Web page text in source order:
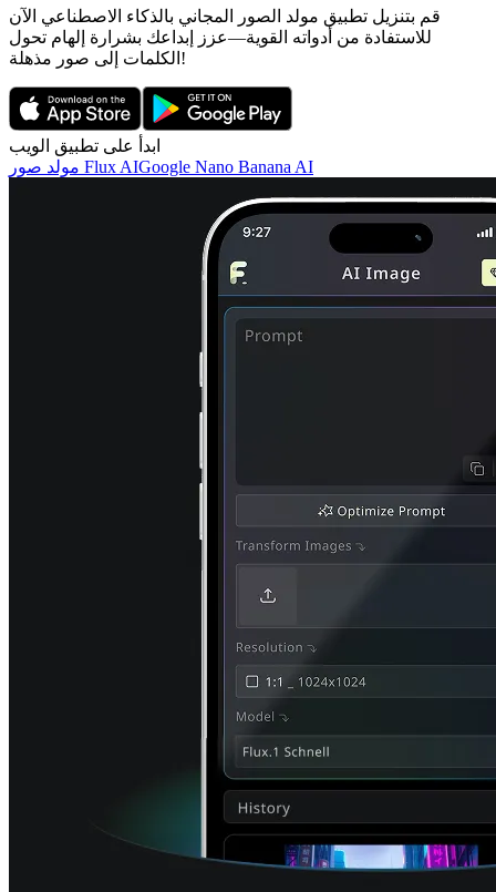
قم بتنزيل تطبيق مولد الصور المجاني بالذكاء الاصطناعي الآن
للاستفادة من أدواته القوية—عزز إبداعك بشرارة إلهام تحول
الكلمات إلى صور مذهلة!
ابدأ على تطبيق الويب
مولد صور Flux AIGoogle Nano Banana AI